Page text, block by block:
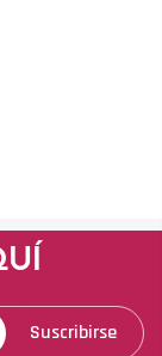
Suscribirse